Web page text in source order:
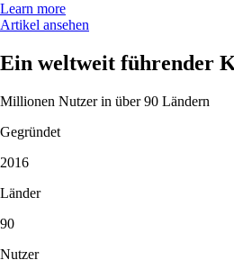
Learn more
Artikel ansehen
Ein weltweit führender
Millionen Nutzer in über 90 Ländern
Gegründet
2016
Länder
90
Nutzer